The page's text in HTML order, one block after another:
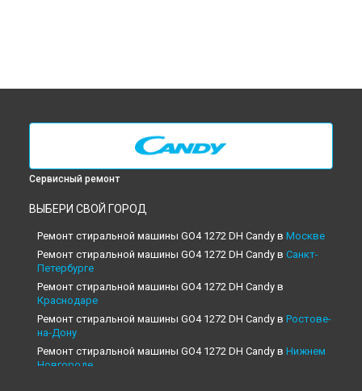
Сервисный ремонт
ВЫБЕРИ СВОЙ ГОРОД
Ремонт стиральной машины GO4 1272 DH Candy в Москве
Ремонт стиральной машины GO4 1272 DH Candy в Санкт-
Петербурге
Ремонт стиральной машины GO4 1272 DH Candy в
Краснодаре
Ремонт стиральной машины GO4 1272 DH Candy в Ростове-
на-Дону
Ремонт стиральной машины GO4 1272 DH Candy в Нижнем
Новгороде